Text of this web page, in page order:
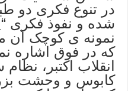
در تنوع فکری دو
شده و نفوذ فکری
نمونه ی کوچک آن
که در فوق اشاره
انقلاب اکتبر،
کابوس و وحشت